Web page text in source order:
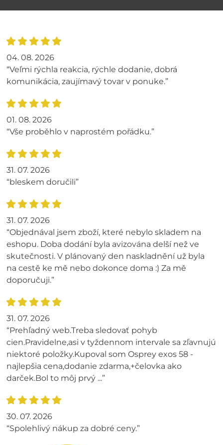
04. 08. 2026
“Veľmi rýchla reakcia, rýchle dodanie, dobrá
komunikácia, zaujímavý tovar v ponuke.”
01. 08. 2026
“Vše proběhlo v naprostém pořádku.”
31. 07. 2026
“bleskem doručili”
31. 07. 2026
“Objednával jsem zboží, které nebylo skladem na
eshopu. Doba dodání byla avizována delší než ve
skutečnosti. V plánovaný den naskladnění už byla
na cestě ke mě nebo dokonce doma :) Za mě
doporučuji.”
31. 07. 2026
“Prehľadný web.Treba sledovať pohyb
cien.Pravidelne,asi v tyždennom intervale sa zľavnujú
niektoré položky.Kupoval som Osprey exos 58 -
najlepšia cena,dodanie zdarma,+čelovka ako
darček.Bol to môj prvý ...”
30. 07. 2026
“Spolehlivý nákup za dobré ceny.”